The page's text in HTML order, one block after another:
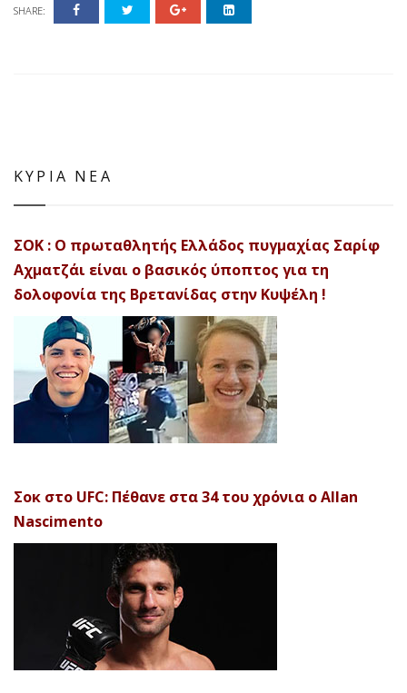
SHARE:
ΚΥΡΙΑ ΝΕΑ
ΣΟΚ : Ο πρωταθλητής Ελλάδος πυγμαχίας Σαρίφ
Αχματζάι είναι ο βασικός ύποπτος για τη
δολοφονία της Βρετανίδας στην Κυψέλη !
Σοκ στο UFC: Πέθανε στα 34 του χρόνια ο Allan
Nascimento